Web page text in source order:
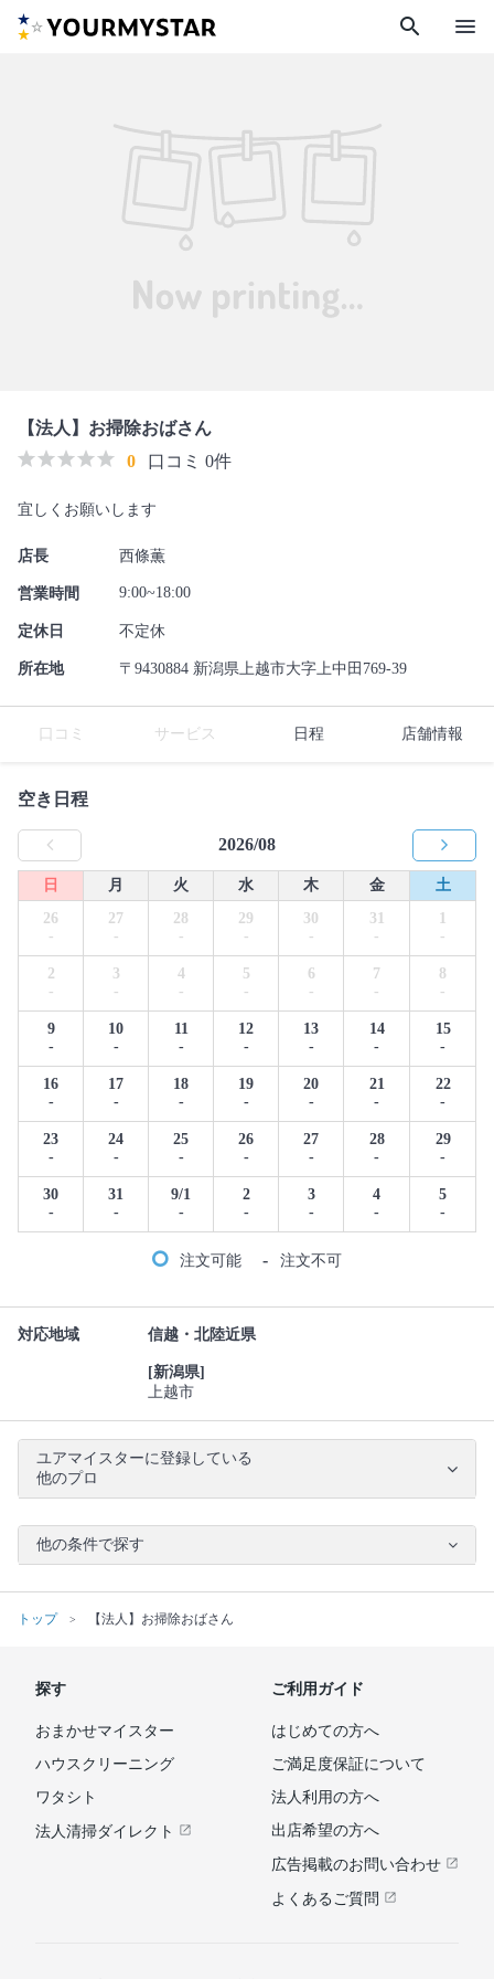
search menu
【法人】お掃除おばさん
0
口コミ 0件
宜しくお願いします
店長 西條薫
営業時間 9:00~18:00
定休日 不定休
所在地 〒9430884 新潟県上越市大字上中田769-39
口コミ サービス 日程 店舗情報
空き日程
2026/08
日 月 火 水 木 金
土
26
-
27
-
28
-
29
-
30
-
31
-
1
-
2
-
3
-
4
-
5
-
6
-
7
-
8
-
9
-
10
-
11
-
12
-
13
-
14
-
15
-
16
-
17
-
18
-
19
-
20
-
21
-
22
-
23
-
24
-
25
-
26
-
27
-
28
-
29
-
30
-
31
-
9/1
-
2
-
3
-
4
-
5
-
注文可能 - 注文不可
対応地域 信越・北陸近県
[新潟県]
上越市
ユアマイスターに登録している
他のプロ
他の条件で探す
トップ 【法人】お掃除おばさん
探す
おまかせマイスター
ハウスクリーニング
ワタシト
法人清掃ダイレクト
ご利用ガイド
はじめての方へ
ご満足度保証について
法人利用の方へ
出店希望の方へ
広告掲載のお問い合わせ
よくあるご質問